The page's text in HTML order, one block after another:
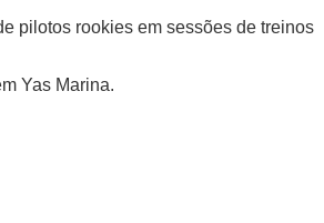
pilotos rookies em sessões de treinos
Yas Marina.